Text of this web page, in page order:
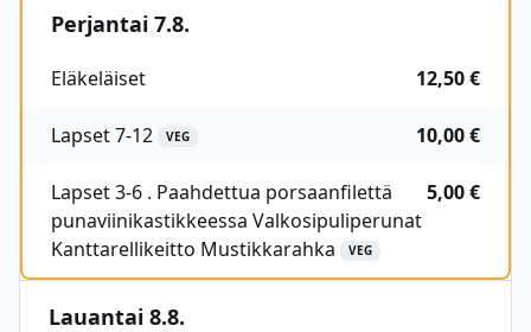
Perjantai 7.8.
Eläkeläiset 12,50 €
Lapset 7-12 VEG 10,00 €
Lapset 3-6 . Paahdettua porsaanfilettä
punaviinikastikkeessa Valkosipuliperunat
Kanttarellikeitto Mustikkarahka
VEG
5,00 €
Lauantai 8.8.